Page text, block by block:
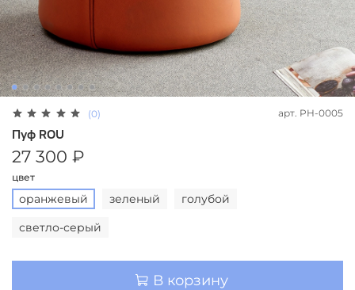
(0) арт. PH-0005
Пуф ROU
27 300 ₽
цвет
оранжевый зеленый голубой
светло-серый
В корзину